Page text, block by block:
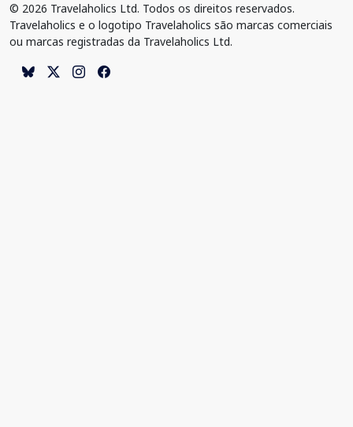
© 2026 Travelaholics Ltd. Todos os direitos reservados.
Travelaholics e o logotipo Travelaholics são marcas comerciais
ou marcas registradas da Travelaholics Ltd.